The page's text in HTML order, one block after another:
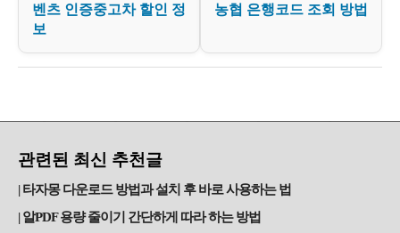
벤츠 인증중고차 할인 정
보
농협 은행코드 조회 방법
관련된 최신 추천글
타자몽 다운로드 방법과 설치 후 바로 사용하는 법
알PDF 용량 줄이기 간단하게 따라 하는 방법